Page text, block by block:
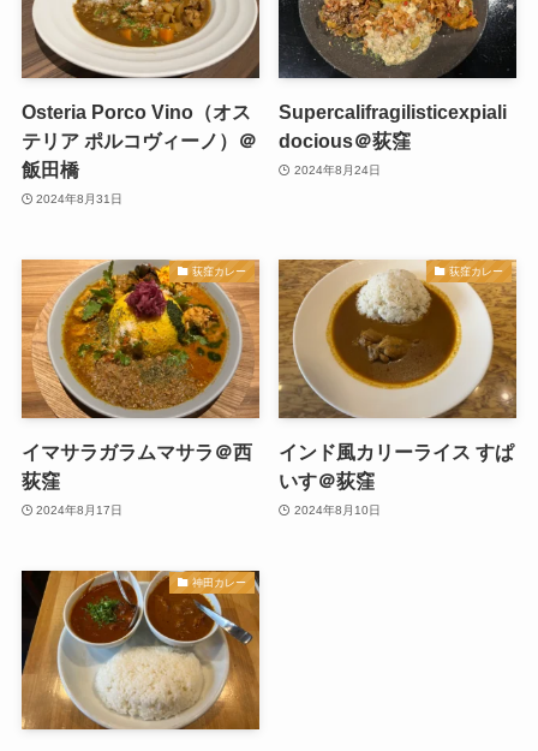
Osteria Porco Vino（オス
テリア ポルコヴィーノ）＠
飯田橋
2024年8月31日
Supercalifragilisticexpiali
docious＠荻窪
2024年8月24日
荻窪カレー
イマサラガラムマサラ＠西
荻窪
2024年8月17日
荻窪カレー
インド風カリーライス すぱ
いす＠荻窪
2024年8月10日
神田カレー